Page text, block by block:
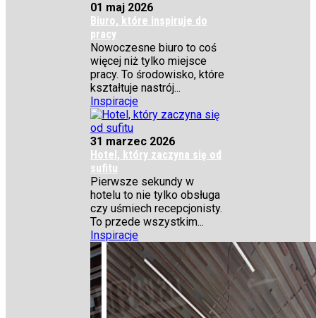
01 maj 2026
Biuro, które inspiruje do
pracy
Nowoczesne biuro to coś
więcej niż tylko miejsce
pracy. To środowisko, które
kształtuje nastrój...
Inspiracje
31 marzec 2026
Hotel, który zaczyna się od
sufitu
Pierwsze sekundy w
hotelu to nie tylko obsługa
czy uśmiech recepcjonisty.
To przede wszystkim...
Inspiracje